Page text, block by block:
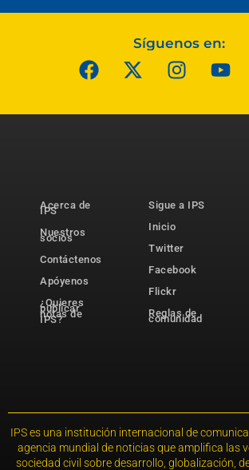
Síguenos en:
Acerca de
IPS
Nuestros
socios
Contáctenos
Apóyenos
¿Quieres
publicar
notas de
IPS?
Sigue a IPS
Inicio
Twitter
Facebook
Flickr
Reglas de
comunidad
IPS es una institución internacional de
agencia mundial de noticias que amplifica las
sociedad civil sobre desarrollo, globalización,